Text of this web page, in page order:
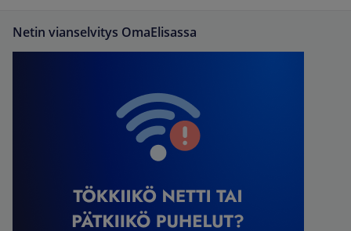
Netin vianselvitys OmaElisassa